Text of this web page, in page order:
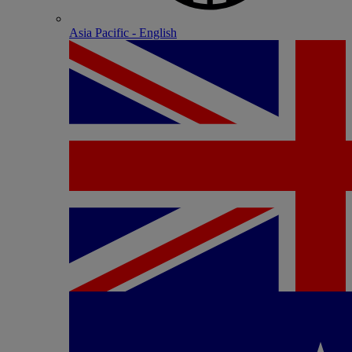
Asia Pacific - English